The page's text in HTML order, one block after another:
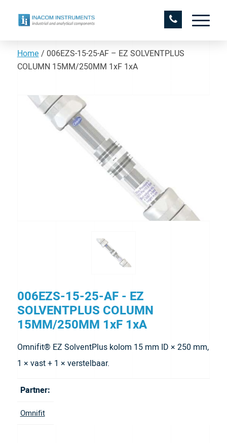
Home / 006EZS-15-25-AF – EZ SOLVENTPLUS
COLUMN 15MM/250MM 1xF 1xA
006EZS-15-25-AF - EZ
SOLVENTPLUS COLUMN
15MM/250MM 1xF 1xA
Omnifit® EZ SolventPlus kolom 15 mm ID × 250 mm,
1 × vast + 1 × verstelbaar.
Partner:
Omnifit